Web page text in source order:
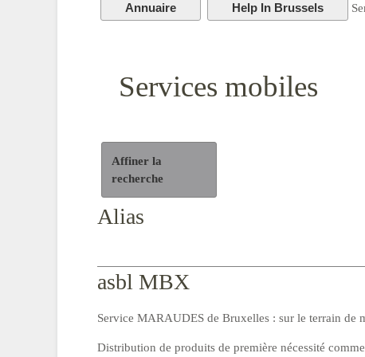
Annuaire Help In Brussels
Services mobiles
Affiner la
recherche
Alias
asbl MBX
Service MARAUDES de Bruxelles : sur le terrain de
Distribution de produits de première nécessité